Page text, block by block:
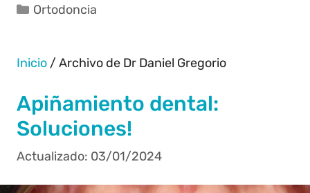
Ortodoncia
Inicio /Archivo de Dr Daniel Gregorio
Apiñamiento dental:
Soluciones!
03/01/2024